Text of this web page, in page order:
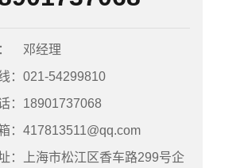
邓经理
： 021-54299810
： 18901737068
： 417813511@qq.com
：
上海市松江区香车路299号企